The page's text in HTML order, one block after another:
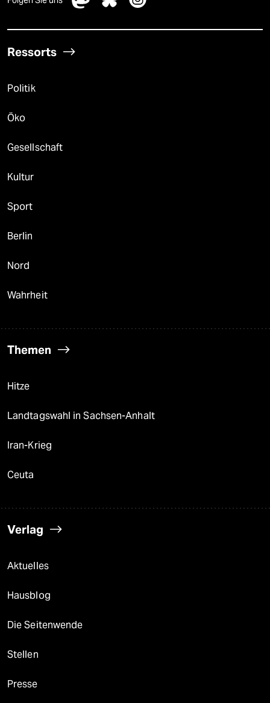
Ressorts
Politik
Öko
Gesellschaft
Kultur
Sport
Berlin
Nord
Wahrheit
Themen
Hitze
Landtagswahl in Sachsen-Anhalt
Iran-Krieg
Ceuta
Verlag
Aktuelles
Hausblog
Die Seitenwende
Stellen
Presse